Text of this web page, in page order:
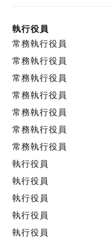
執行役員
常務執行役員
常務執行役員
常務執行役員
常務執行役員
常務執行役員
常務執行役員
常務執行役員
執行役員
執行役員
執行役員
執行役員
執行役員